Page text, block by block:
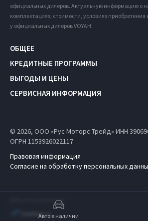
официальных дилеров. Актуальную информацию о
комплектациях, стоимости, условиях
у официальных дилеров VOYAH.
ОБЩЕЕ
КРЕДИТНЫЕ ПРОГРАММЫ
ВЫГОДЫ И ЦЕНЫ
СЕРВИСНАЯ ИНФОРМАЦИЯ
© 2026, ООО «Рус Моторс Трейд» ИНН
ОГРН 1153926022117
Правовая информация
Согласие на обработку персональных
Работает на технологиях
Авто в наличии